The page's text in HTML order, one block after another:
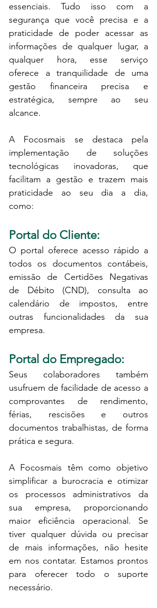
essenciais. Tudo isso com a
segurança que você precisa e a
praticidade de poder acessar as
informações de qualquer lugar, a
qualquer hora, esse serviço
oferece a tranquilidade de uma
gestão financeira precisa e
estratégica, sempre ao seu
alcance.
A Focosmais se destaca pela
implementação de soluções
tecnológicas inovadoras, que
facilitam a gestão e trazem mais
praticidade ao seu dia a dia,
como:
Portal do Cliente:
O portal oferece acesso rápido a
todos os documentos contábeis,
emissão de Certidões Negativas
de Débito (CND), consulta ao
calendário de impostos, entre
outras funcionalidades da sua
empresa.
Portal do Empregado:
Seus colaboradores também
usufruem de facilidade de acesso a
comprovantes de rendimento,
férias, rescisões e outros
documentos trabalhistas, de forma
prática e segura.
A Focosmais têm como objetivo
simplificar a burocracia e otimizar
os processos administrativos da
sua empresa, proporcionando
maior eficiência operacional. Se
tiver qualquer dúvida ou precisar
de mais informações, não hesite
em nos contatar. Estamos prontos
para oferecer todo o suporte
necessário.